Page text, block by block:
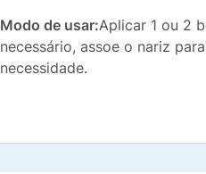
Modo de usar:Aplicar 1 ou 2
necessário, assoe o nariz
necessidade.